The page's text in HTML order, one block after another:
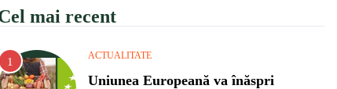
mai recent
ACTUALITATE
Uniunea Europeană va înăspri